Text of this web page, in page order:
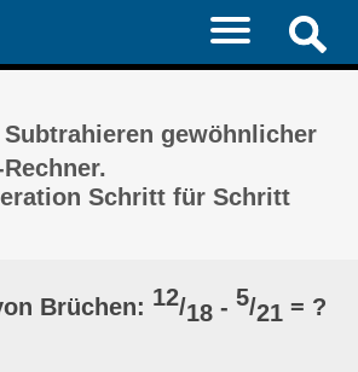
Subtrahieren gewöhnlicher
Schritt für Schritt
Brüchen: 12/18- 5/21 = ?